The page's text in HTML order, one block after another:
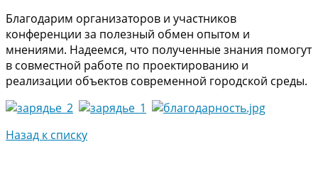
Благодарим организаторов и участников
конференции за полезный обмен опытом и
мнениями. Надеемся, что полученные знания помогут
в совместной работе по проектированию и
реализации объектов современной городской среды.
Назад к списку